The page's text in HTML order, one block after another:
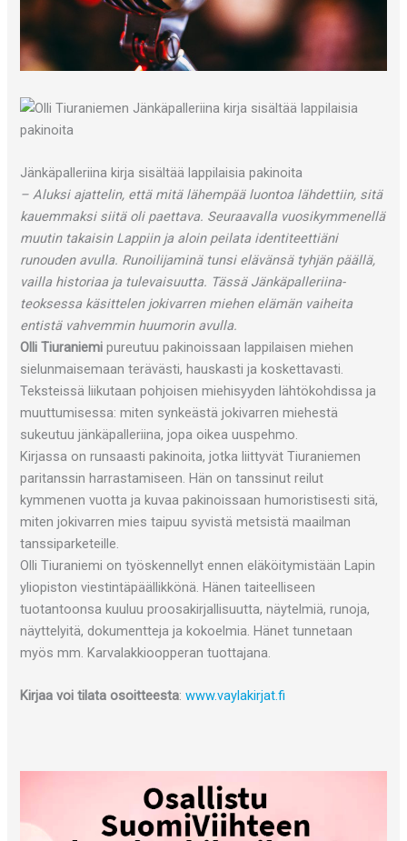
Jänkäpalleriina kirja sisältää lappilaisia pakinoita
– Aluksi ajattelin, että mitä lähempää luontoa lähdettiin, sitä
kauemmaksi siitä oli paettava. Seuraavalla vuosikymmenellä
muutin takaisin Lappiin ja aloin peilata identiteettiäni
runouden avulla. Runoilijaminä tunsi elävänsä tyhjän päällä,
vailla historiaa ja tulevaisuutta. Tässä Jänkäpalleriina-
teoksessa käsittelen jokivarren miehen elämän vaiheita
entistä vahvemmin huumorin avulla.
Olli Tiuraniemi pureutuu pakinoissaan lappilaisen miehen
sielunmaisemaan terävästi, hauskasti ja koskettavasti.
Teksteissä liikutaan pohjoisen miehisyyden lähtökohdissa ja
muuttumisessa: miten synkeästä jokivarren miehestä
sukeutuu jänkäpalleriina, jopa oikea uuspehmo.
Kirjassa on runsaasti pakinoita, jotka liittyvät Tiuraniemen
paritanssin harrastamiseen. Hän on tanssinut reilut
kymmenen vuotta ja kuvaa pakinoissaan humoristisesti sitä,
miten jokivarren mies taipuu syvistä metsistä maailman
tanssiparketeille.
Olli Tiuraniemi on työskennellyt ennen eläköitymistään Lapin
yliopiston viestintäpäällikkönä. Hänen taiteelliseen
tuotantoonsa kuuluu proosakirjallisuutta, näytelmiä, runoja,
näyttelyitä, dokumentteja ja kokoelmia. Hänet tunnetaan
myös mm. Karvalakkioopperan tuottajana.
Kirjaa voi tilata osoitteesta:www.vaylakirjat.fi